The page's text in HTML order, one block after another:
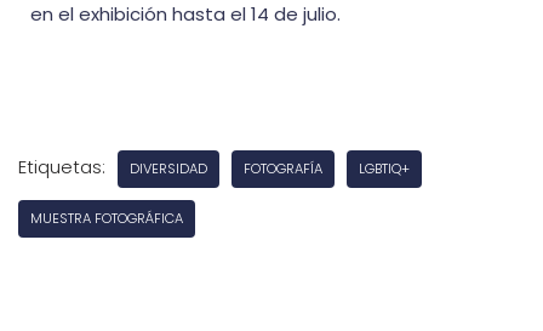
en el exhibición hasta el 14 de julio.
Etiquetas: DIVERSIDAD FOTOGRAFÍA LGBTIQ+
MUESTRA FOTOGRÁFICA